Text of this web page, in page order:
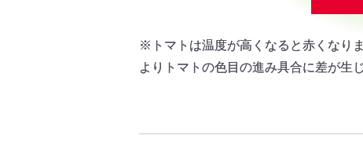
※トマトは温度が高くなると赤くなり
よりトマトの色目の進み具合に差が生じ